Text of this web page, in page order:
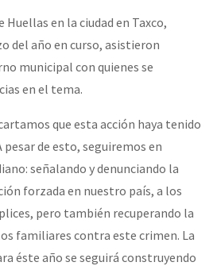
Huellas en la ciudad en Taxco,
del año en curso, asistieron
municipal con quienes se
en el tema.
que esta acción haya tenido
de esto, seguiremos en
señalando y denunciando la
forzada en nuestro país, a los
pero también recuperando la
familiares contra este crimen. La
éste año se seguirá construyendo